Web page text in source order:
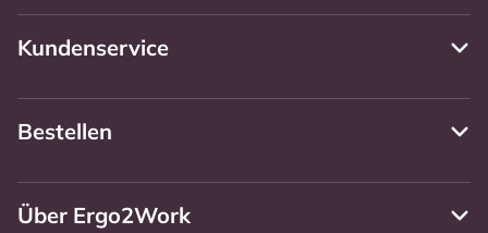
Kundenservice
Bestellen
Über Ergo2Work